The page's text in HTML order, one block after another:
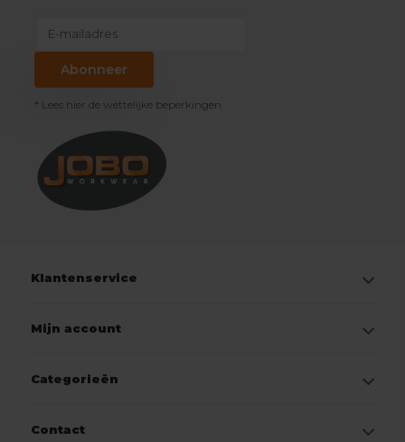
Abonneer
* Lees hier de wettelijke beperkingen
Klantenservice
Mijn account
Categorieën
Contact